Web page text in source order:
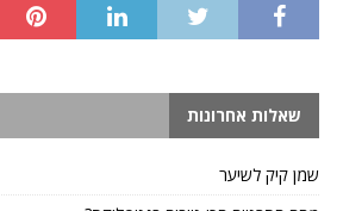
שאלות אחרונות
שמן קיק לשיער